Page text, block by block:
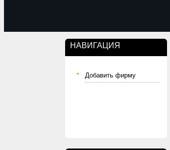
НАВИГАЦИЯ
Добавить фирму